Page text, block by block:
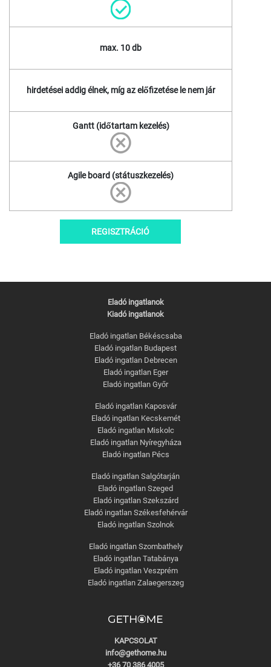
max. 10 db
hirdetései addig élnek, míg az előfizetése le nem jár
Gantt (időtartam kezelés)
Agile board (státuszkezelés)
REGISZTRÁCIÓ
Eladó ingatlanok
Kiadó ingatlanok
Eladó ingatlan Békéscsaba
Eladó ingatlan Budapest
Eladó ingatlan Debrecen
Eladó ingatlan Eger
Eladó ingatlan Győr
Eladó ingatlan Kaposvár
Eladó ingatlan Kecskemét
Eladó ingatlan Miskolc
Eladó ingatlan Nyíregyháza
Eladó ingatlan Pécs
Eladó ingatlan Salgótarján
Eladó ingatlan Szeged
Eladó ingatlan Szekszárd
Eladó ingatlan Székesfehérvár
Eladó ingatlan Szolnok
Eladó ingatlan Szombathely
Eladó ingatlan Tatabánya
Eladó ingatlan Veszprém
Eladó ingatlan Zalaegerszeg
KAPCSOLAT
info@gethome.hu
+36 70 386 4005